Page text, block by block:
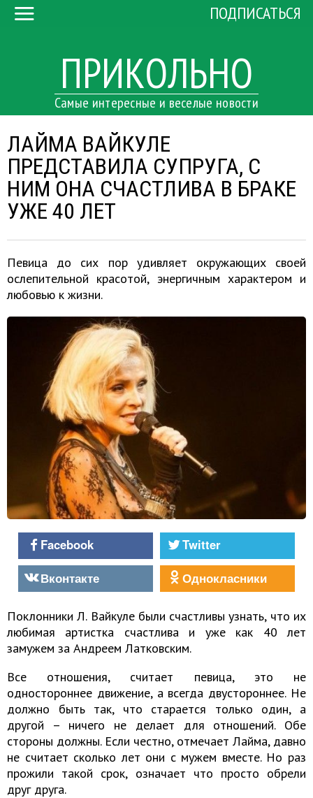
ПРИКОЛЬНО
Самые интересные и веселые новости
ПОДПИСАТЬСЯ
ЛАЙМА ВАЙКУЛЕ
ПРЕДСТАВИЛА СУПРУГА, С
НИМ ОНА СЧАСТЛИВА В БРАКЕ
УЖЕ 40 ЛЕТ
Певица до сих пор удивляет окружающих своей
ослепительной красотой, энергичным характером и
любовью к жизни.
Facebook
Twitter
Вконтакте
Однокласники
Поклонники Л. Вайкуле были счастливы узнать, что их
любимая артистка счастлива и уже как 40 лет
замужем за Андреем Латковским.
Все отношения, считает певица, это не
одностороннее движение, а всегда двустороннее. Не
должно быть так, что старается только один, а
другой – ничего не делает для отношений. Обе
стороны должны. Если честно, отмечает Лайма, давно
не считает сколько лет они с мужем вместе. Но раз
прожили такой срок, означает что просто обрели
друг друга.